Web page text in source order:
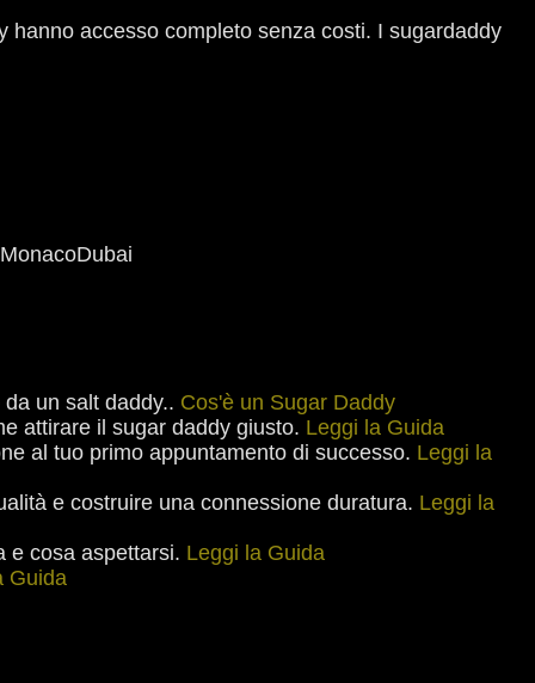
accesso completo senza costi. I sugardaddy
MonacoDubai
un salt daddy.. Cos'è un Sugar Daddy
attirare il sugar daddy giusto. Leggi la Guida
al tuo primo appuntamento di successo. Leggi la
e costruire una connessione duratura. Leggi la
e cosa aspettarsi. Leggi la Guida
Guida